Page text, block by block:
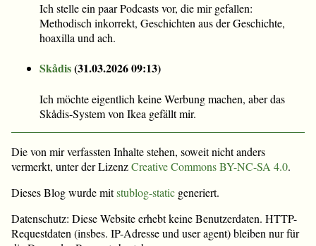
Ich stelle ein paar Podcasts vor, die mir gefallen:
Methodisch inkorrekt, Geschichten aus der Geschichte,
hoaxilla und ach.
Skådis(31.03.2026 09:13)
Ich möchte eigentlich keine Werbung machen, aber das
Skådis-System von Ikea gefällt mir.
Die von mir verfassten Inhalte stehen, soweit nicht anders
vermerkt, unter der LizenzCreative Commons BY-NC-SA 4.0.
Dieses Blog wurde mitstublog-static generiert.
Datenschutz: Diese Website erhebt keine Benutzerdaten. HTTP-
Requestdaten (insbes. IP-Adresse und user agent) bleiben nur für